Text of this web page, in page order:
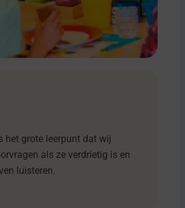
het grote leerpunt dat wij
als ze verdrietig is en
luisteren.